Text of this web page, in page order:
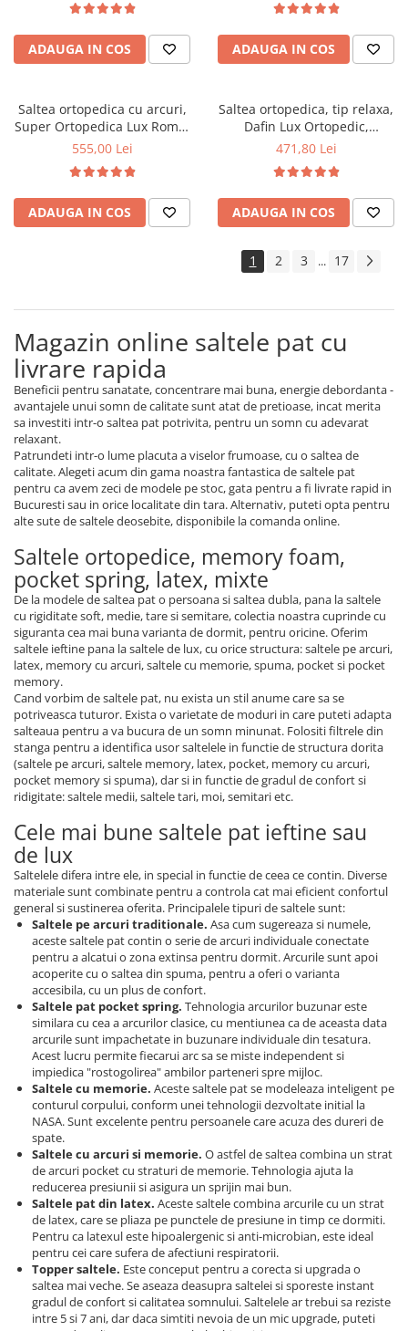
fata vara-iarna, sistem
aerisire cu butoni, Saltex
ADAUGA IN COS
vara-iarna, sistem aerisire
perimetral, Saltex
ADAUGA IN COS
Saltea ortopedica cu arcuri,
Super Ortopedica Lux Roma,
90x200x23cm, fermitate tare,
vara-iarna, sistem aerisire
perimetral, Saltex
555,00 Lei
ADAUGA IN COS
Saltea ortopedica, tip relaxa,
Dafin Lux Ortopedic,
120x200x21cm, fermitate
Bonell, fata vara-iarna, sistem
de aerisire cu butoni, Salt
Confort
471,80 Lei
ADAUGA IN COS
1 2 3 ... 17
Magazin online saltele pat cu
livrare rapida
Beneficii pentru sanatate, concentrare mai buna, energie debordanta -
avantajele unui somn de calitate sunt atat de pretioase, incat merita
sa investiti intr-o saltea pat potrivita, pentru un somn cu adevarat
relaxant.
Patrundeti intr-o lume placuta a viselor frumoase, cu o saltea de
calitate. Alegeti acum din gama noastra fantastica de saltele pat
pentru ca avem zeci de modele pe stoc, gata pentru a fi livrate rapid in
Bucuresti sau in orice localitate din tara. Alternativ, puteti opta pentru
alte sute de saltele deosebite, disponibile la comanda online.
Saltele ortopedice, memory foam,
pocket spring, latex, mixte
De la modele de saltea pat o persoana si saltea dubla, pana la saltele
cu rigiditate soft, medie, tare si semitare, colectia noastra cuprinde cu
siguranta cea mai buna varianta de dormit, pentru oricine. Oferim
saltele ieftine pana la saltele de lux, cu orice structura: saltele pe arcuri,
latex, memory cu arcuri, saltele cu memorie, spuma, pocket si pocket
memory.
Cand vorbim de saltele pat, nu exista un stil anume care sa se
potriveasca tuturor. Exista o varietate de moduri in care puteti adapta
salteaua pentru a va bucura de un somn minunat. Folositi filtrele din
stanga pentru a identifica usor saltelele in functie de structura dorita
(saltele pe arcuri, saltele memory, latex, pocket, memory cu arcuri,
pocket memory si spuma), dar si in functie de gradul de confort si
ridigitate: saltele medii, saltele tari, moi, semitari etc.
Cele mai bune saltele pat ieftine sau
de lux
Saltelele difera intre ele, in special in functie de ceea ce contin. Diverse
materiale sunt combinate pentru a controla cat mai eficient confortul
general si sustinerea oferita. Principalele tipuri de saltele sunt:
Saltele pe arcuri traditionale. Asa cum sugereaza si numele,
aceste saltele pat contin o serie de arcuri individuale conectate
pentru a alcatui o zona extinsa pentru dormit. Arcurile sunt apoi
acoperite cu o saltea din spuma, pentru a oferi o varianta
accesibila, cu un plus de confort.
Saltele pat pocket spring. Tehnologia arcurilor buzunar este
similara cu cea a arcurilor clasice, cu mentiunea ca de aceasta data
arcurile sunt impachetate in buzunare individuale din tesatura.
Acest lucru permite fiecarui arc sa se miste independent si
impiedica "rostogolirea" ambilor parteneri spre mijloc.
Saltele cu memorie. Aceste saltele pat se modeleaza inteligent pe
conturul corpului, conform unei tehnologii dezvoltate initial la
NASA. Sunt excelente pentru persoanele care acuza des dureri de
spate.
Saltele cu arcuri si memorie. O astfel de saltea combina un strat
de arcuri pocket cu straturi de memorie. Tehnologia ajuta la
reducerea presiunii si asigura un sprijin mai bun.
Saltele pat din latex. Aceste saltele combina arcurile cu un strat
de latex, care se pliaza pe punctele de presiune in timp ce dormiti.
Pentru ca latexul este hipoalergenic si anti-microbian, este ideal
pentru cei care sufera de afectiuni respiratorii.
Topper saltele. Este conceput pentru a corecta si upgrada o
saltea mai veche. Se aseaza deasupra saltelei si sporeste instant
gradul de confort si calitatea somnului. Saltelele ar trebui sa reziste
intre 5 si 7 ani, dar daca simtiti nevoia de un mic upgrade, puteti